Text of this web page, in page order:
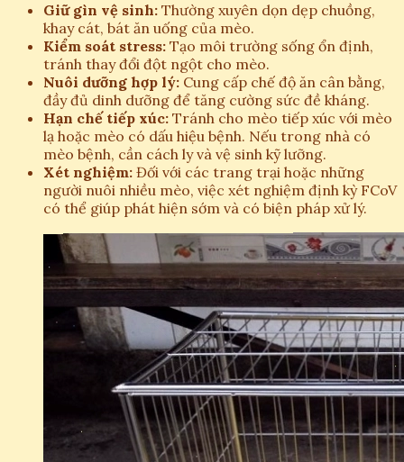
Giữ gìn vệ sinh: Thường xuyên dọn dẹp chuồng,
khay cát, bát ăn uống của mèo.
Kiểm soát stress: Tạo môi trường sống ổn định,
tránh thay đổi đột ngột cho mèo.
Nuôi dưỡng hợp lý: Cung cấp chế độ ăn cân bằng,
đầy đủ dinh dưỡng để tăng cường sức đề kháng.
Hạn chế tiếp xúc: Tránh cho mèo tiếp xúc với mèo
lạ hoặc mèo có dấu hiệu bệnh. Nếu trong nhà có
mèo bệnh, cần cách ly và vệ sinh kỹ lưỡng.
Xét nghiệm: Đối với các trang trại hoặc những
người nuôi nhiều mèo, việc xét nghiệm định kỳ FCoV
có thể giúp phát hiện sớm và có biện pháp xử lý.